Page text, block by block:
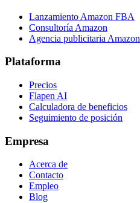
Lanzamiento Amazon FBA
Consultoría Amazon
Agencia publicitaria Amazon
Plataforma
Precios
Flapen AI
Calculadora de beneficios
Seguimiento de posición
Empresa
Acerca de
Contacto
Empleo
Blog